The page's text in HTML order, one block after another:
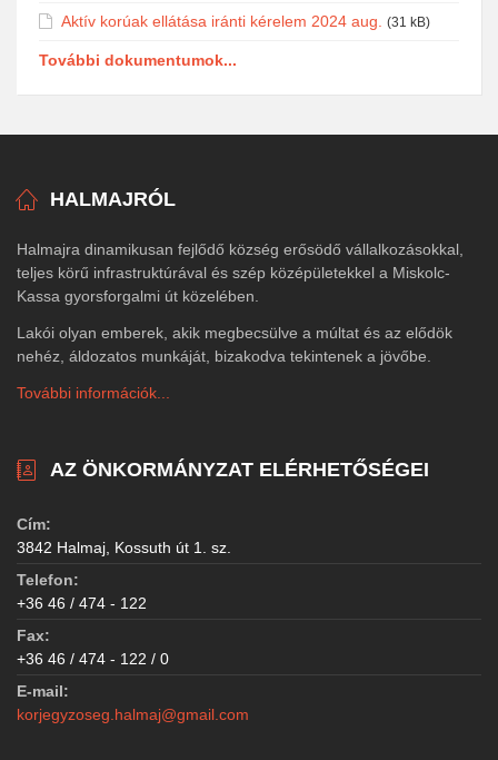
Aktív korúak ellátása iránti kérelem 2024 aug. (31 kB)
További dokumentumok...
HALMAJRÓL
Halmajra dinamikusan fejlődő község erősödő vállalkozásokkal,
teljes körű infrastruktúrával és szép középületekkel a Miskolc-
Kassa gyorsforgalmi út közelében.
Lakói olyan emberek, akik megbecsülve a múltat és az elődök
nehéz, áldozatos munkáját, bizakodva tekintenek a jövőbe.
További információk...
AZ ÖNKORMÁNYZAT ELÉRHETŐSÉGEI
Cím:
3842 Halmaj, Kossuth út 1. sz.
Telefon:
+36 46 / 474 - 122
Fax:
+36 46 / 474 - 122 / 0
E-mail:
korjegyzoseg.halmaj@gmail.com